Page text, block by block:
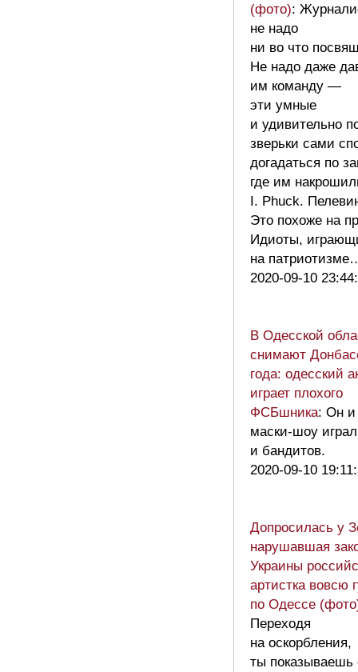
(фото):
не надо
ни во что
Не надо даже
им команду —
эти умные
и удивительно
зверьки сами
догадаться по
где им
I. Phuck.
Это похоже на
Идиоты,
на
2020-09-10
В Одесской
снимают
года: одесский
играет плохого
ФСБшника: Он и
маски-шоу играл
и бандитов.
2020-09-10
Допросилась у
нарушавшая
Украины
артистка вовсю
по Одессе
Переходя
на оскорбления,
ты показываешь